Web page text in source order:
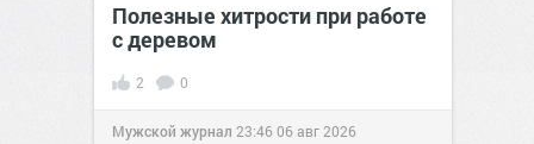
Полезные хитрости при работе
с деревом
2 0
Мужской журнал 23:4606 авг 2026